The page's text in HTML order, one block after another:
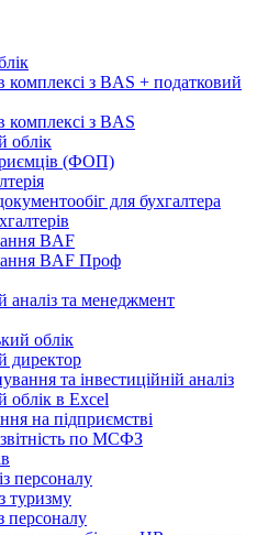
комплексі з BAS + податковий
комплексі з BAS
облік
(ФОП)
для бухгалтера
BAF
BAF Проф
аналіз та менеджмент
облік
директор
та інвестиційній аналіз
облiк в Excel
на підприємстві
по МСФЗ
персоналу
туризму
персоналу